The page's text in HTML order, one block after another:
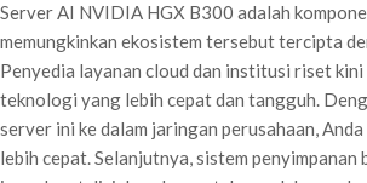
Server AI NVIDIA HGX B300 adalah
memungkinkan ekosistem tersebut tercipta
Penyedia layanan cloud dan institusi riset kini
teknologi yang lebih cepat dan tangguh.
server ini ke dalam jaringan perusahaan,
lebih cepat. Selanjutnya, sistem